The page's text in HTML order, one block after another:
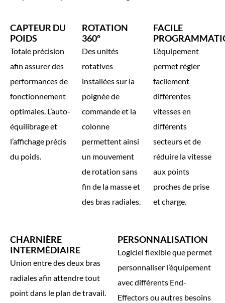
CAPTEUR DU
POIDS
Totale précision
afin assurer des
performances de
fonctionnement
optimales. L’auto-
équilibrage et
l’affichage précis
du poids.
ROTATION
360º
Des unités
rotatives
installées sur la
poignée de
commande et la
colonne
permettent ainsi
un mouvement
de rotation sans
fin de la masse et
des bras radiales.
FACILE
L’équipement
permet régler
facilement
différentes
vitesses en
différents
secteurs et de
réduire la vitesse
aux points
proches de prise
et charge.
CHARNIÈRE
INTERMÉDIAIRE
Union entre des deux bras
radiales afin attendre tout
point dans le plan de travail.
PERSONNALISATION
Logiciel flexible que permet
personnaliser l’équipement
avec différents End-
Effectors ou autres besoins